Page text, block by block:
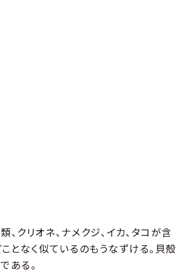
クリオネ、ナメクジ、イカ、タコが含
となく似ているのもうなずける。貝殻
ある。